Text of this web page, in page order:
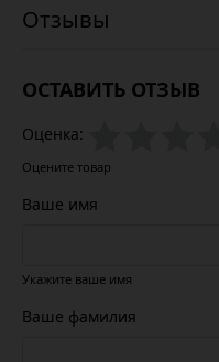
ОСТАВИТЬ ОТЗЫВ
Оценка:
Оцените товар
Ваше имя
Укажите ваше имя
Ваше фамилия